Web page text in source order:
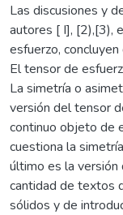
Las discusiones y
autores [ I], [2),[3),
esfuerzo,
El tensor de
La simetría o
versión del tensor
continuo objeto de
cuestiona la
último es la versión
cantidad de textos
sólidos y de